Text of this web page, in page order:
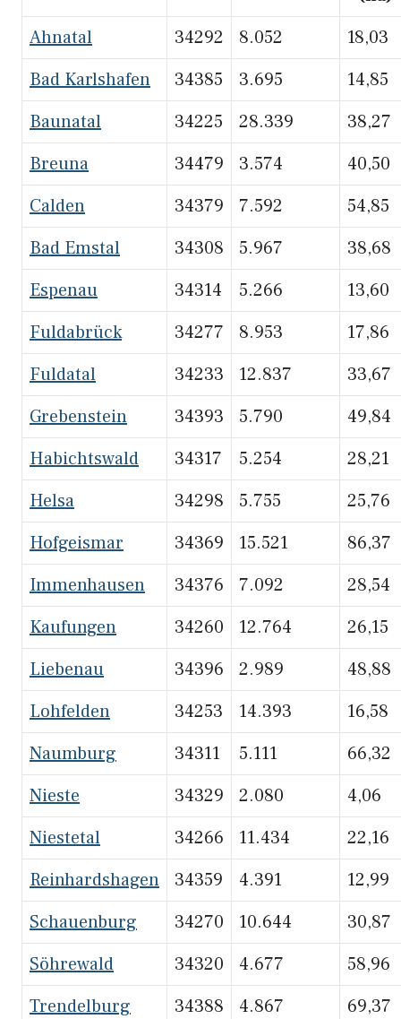
Ahnatal
34292 8.052
18,03
Bad Karlshafen
34385 3.695
14,85
Baunatal
34225 28.339
38,27
Breuna
34479 3.574
40,50
Calden
34379 7.592
54,85
Bad Emstal
34308 5.967
38,68
Espenau
34314 5.266
13,60
Fuldabrück
34277 8.953
17,86
Fuldatal
34233 12.837
33,67
Grebenstein
34393 5.790
49,84
Habichtswald
34317 5.254
28,21
Helsa
34298 5.755
25,76
Hofgeismar
34369 15.521
86,37
Immenhausen
34376 7.092
28,54
Kaufungen
34260 12.764
26,15
Liebenau
34396 2.989
48,88
Lohfelden
34253 14.393
16,58
Naumburg
34311 5.111
66,32
Nieste
34329 2.080
4,06
Niestetal
34266 11.434
22,16
Reinhardshagen
34359 4.391
12,99
Schauenburg
34270 10.644
30,87
Söhrewald
34320 4.677
58,96
Trendelburg
34388 4.867
69,37